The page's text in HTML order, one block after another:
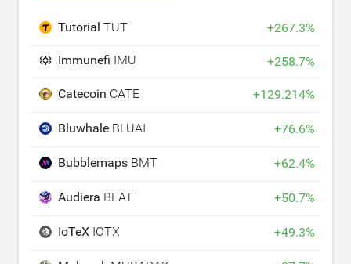
Tutorial TUT +267.3%
Immunefi IMU +258.7%
Catecoin CATE +129.214%
Bluwhale BLUAI +76.6%
Bubblemaps BMT +62.4%
Audiera BEAT +50.7%
IoTeX IOTX +49.3%